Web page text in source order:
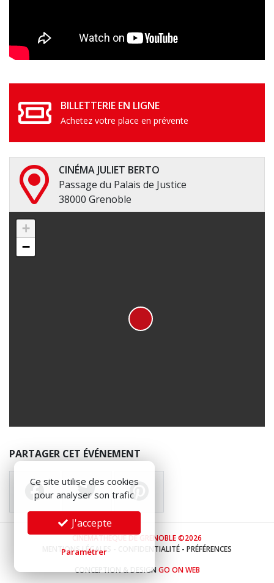
BILLETTERIE EN LIGNE
Achetez votre place en prévente
CINÉMA JULIET BERTO
Passage du Palais de Justice
38000 Grenoble
+
−
PARTAGER CET ÉVÉNEMENT
CINÉMATHÈQUE DE GRENOBLE ©2026
MENTIONS LÉGALES
CONFIDENTIALITÉ - PRÉFÉRENCES
CONCEPTION & DESIGN GO ON WEB
Ce site utilise des cookies
pour analyser son trafic
J'accepte
Paramétrer